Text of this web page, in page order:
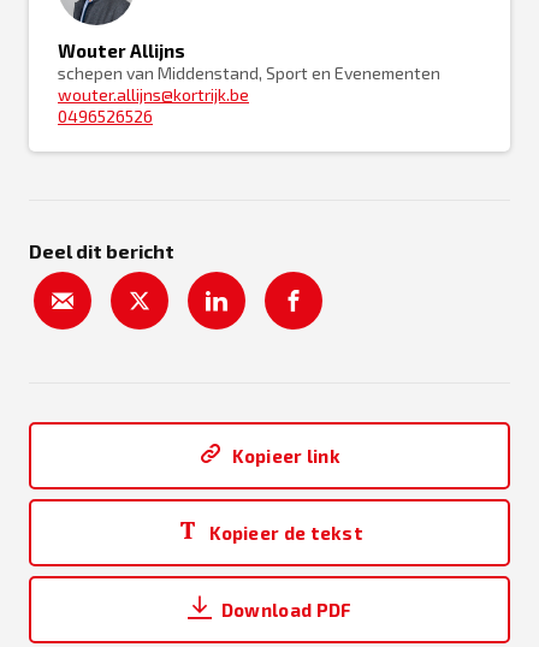
Wouter Allijns
schepen van Middenstand, Sport en Evenementen
wouter.allijns@kortrijk.be
0496526526
Deel dit bericht
Kopieer link
Kopieer de tekst
Download PDF